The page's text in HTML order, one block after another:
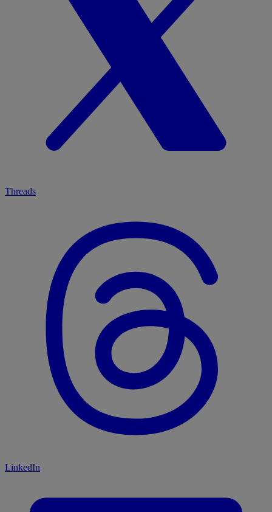
Threads
LinkedIn